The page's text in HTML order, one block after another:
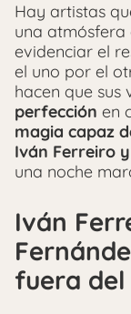
Hay artistas
una atmósfera
evidenciar el
el uno por el
hacen que sus
perfección en
magia capaz
Iván Ferreiro y
una noche
Iván
fuera